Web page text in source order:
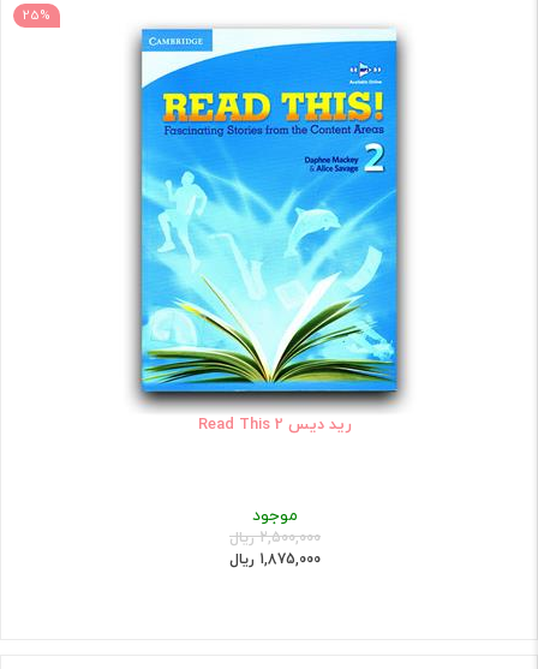
25%
رید دیس Read This 2
موجود
2,500,000 ریال
1,875,000 ریال